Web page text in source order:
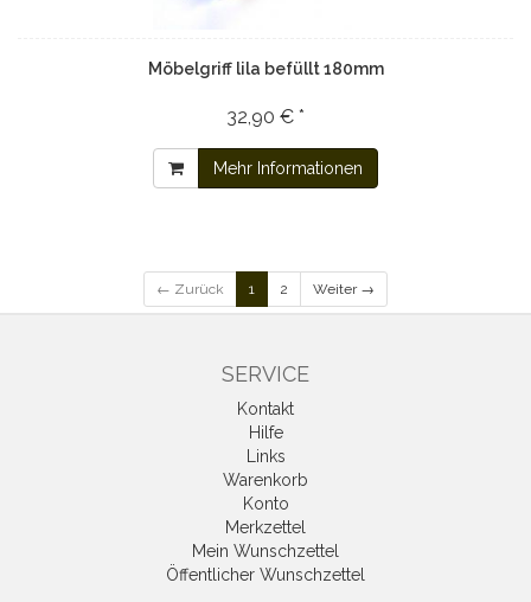
Möbelgriff lila befüllt 180mm
32,90 € *
Mehr Informationen
← Zurück 1 2 Weiter →
SERVICE
Kontakt
Hilfe
Links
Warenkorb
Konto
Merkzettel
Mein Wunschzettel
Öffentlicher Wunschzettel